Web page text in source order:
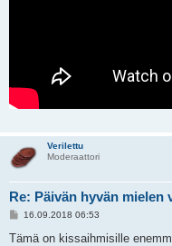
Verilettu
Moderaattori
Re: Päivän hyvän mielen
V
e
16.09.2018 06:53
Tämä on kissaihmisille